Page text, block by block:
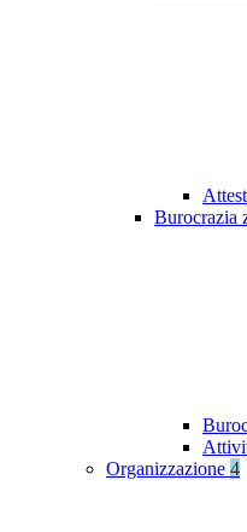
Burocrazia
Organizzazione 4